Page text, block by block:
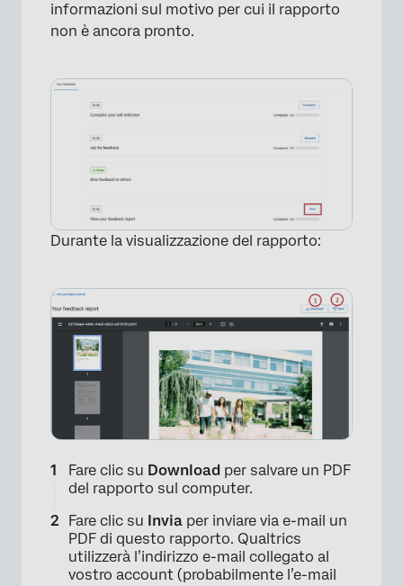
×
×
informazioni sul motivo per cui il rapporto
non è ancora pronto.
Durante la visualizzazione del rapporto:
Fare clic su Download per salvare un PDF
del rapporto sul computer.
Fare clic su Invia per inviare via e-mail un
PDF di questo rapporto. Qualtrics
utilizzerà l’indirizzo e-mail collegato al
vostro account (probabilmente l’e-mail